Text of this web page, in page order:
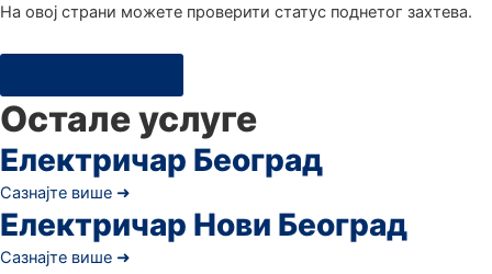
Hа овој страни можете проверити статус поднетог захтева.
Остале услуге
Електричар Београд
Сазнајте више ➜
Електричар Нови Београд
Сазнајте више ➜